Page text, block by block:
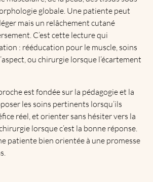
globale. Une patiente peut
mais un relâchement cutané
C’est cette lecture qui
: rééducation pour le muscle, soins
ou chirurgie lorsque l’écartement
est fondée sur la pédagogie et la
les soins pertinents lorsqu’ils
réel, et orienter sans hésiter vers la
lorsque c’est la bonne réponse.
patiente bien orientée à une promesse